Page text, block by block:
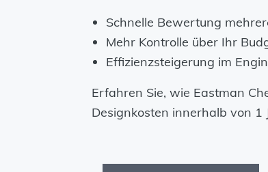
Schnelle Bewertung
Mehr Kontrolle über Ihr
Effizienzsteigerung im
Erfahren Sie, wie Eastman
Designkosten innerhalb von 1